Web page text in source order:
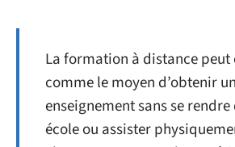
La formation à distance
comme le moyen d’obtenir un
enseignement sans se
école ou assister